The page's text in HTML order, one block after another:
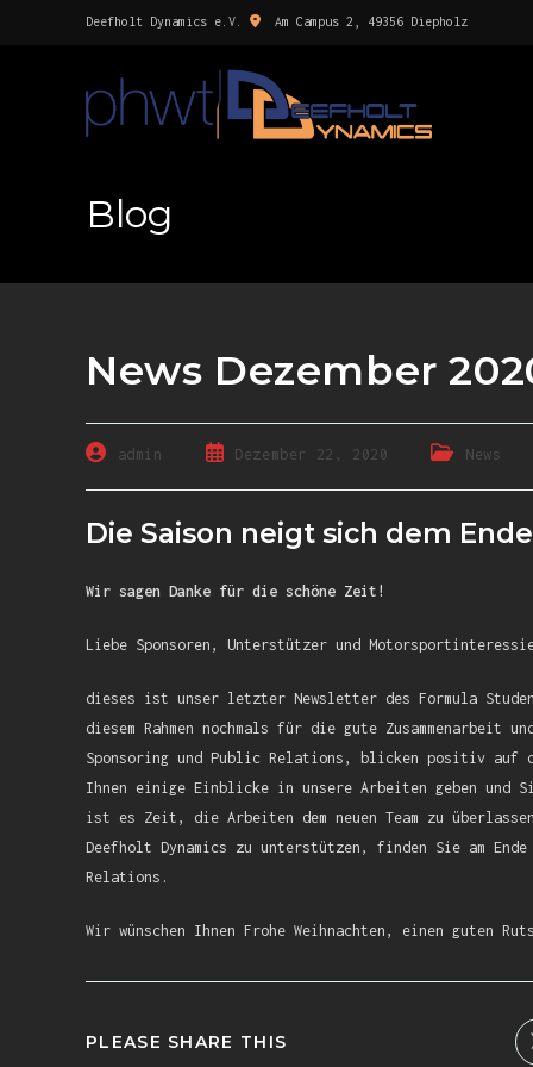
Deefholt Dynamics e.V. Am Campus 2, 49356 Diepholz
Blog
News Dezember
admin Dezember 22, 2020 News
Die Saison neigt sich dem
Wir sagen Danke für die schöne Zeit!
Liebe Sponsoren, Unterstützer und
dieses ist unser letzter Newsletter des Formula
diesem Rahmen nochmals für die gute Zusammenarbeit
Sponsoring und Public Relations, blicken positiv auf
Ihnen einige Einblicke in unsere Arbeiten geben und
ist es Zeit, die Arbeiten dem neuen Team zu
Deefholt Dynamics zu unterstützen, finden Sie am
Relations.
Wir wünschen Ihnen Frohe Weihnachten, einen guten
PLEASE SHARE THIS